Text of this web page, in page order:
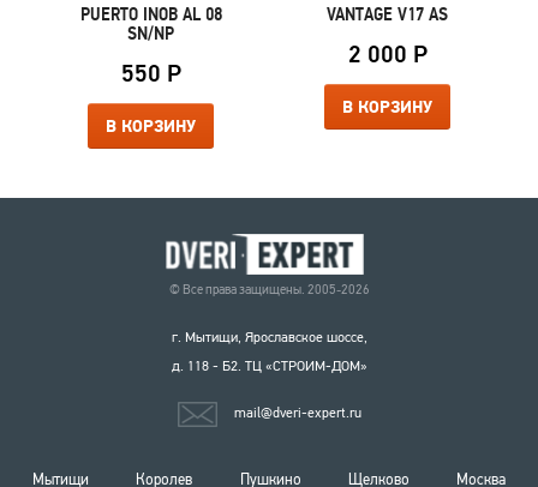
PUERTO INOB AL 08
SN/NP
550 Р
В КОРЗИНУ
VANTAGE V17 AS
2 000 Р
В КОРЗИНУ
© Все права защищены. 2005-2026
г. Мытищи, Ярославское шоссе,
д. 118 - Б2. ТЦ «СТРОИМ-ДОМ»
mail@dveri-expert.ru
Мытищи Королев Пушкино Щелково Москва